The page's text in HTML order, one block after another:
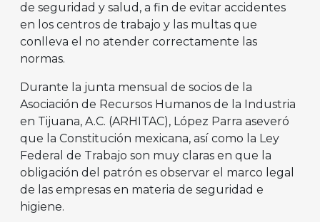
de seguridad y salud, a fin de evitar accidentes
en los centros de trabajo y las multas que
conlleva el no atender correctamente las
normas.
Durante la junta mensual de socios de la
Asociación de Recursos Humanos de la Industria
en Tijuana, A.C. (ARHITAC), López Parra aseveró
que la Constitución mexicana, así como la Ley
Federal de Trabajo son muy claras en que la
obligación del patrón es observar el marco legal
de las empresas en materia de seguridad e
higiene.